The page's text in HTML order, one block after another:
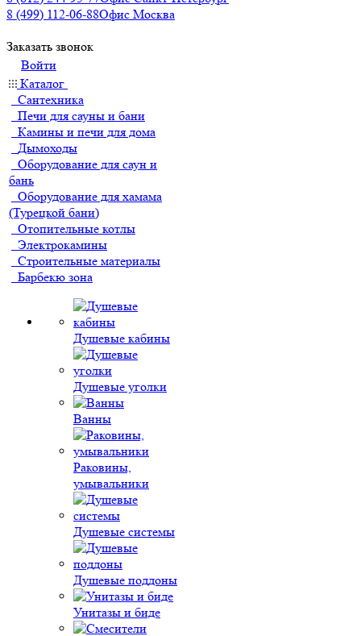
8 (499) 112-06-88Офис Москва
Заказать звонок
Войти
Каталог
Сантехника
Печи для сауны и бани
Камины и печи для дома
Дымоходы
Оборудование для саун и
бань
Оборудование для хамама
(Турецкой бани)
Отопительные котлы
Электрокамины
Строительные материалы
Барбекю зона
Душевые кабины
Душевые уголки
Ванны
Раковины,
умывальники
Душевые системы
Душевые поддоны
Унитазы и биде